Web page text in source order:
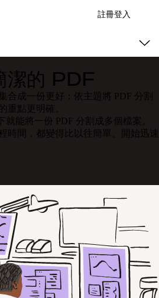
註冊登入
潔的 PDF
合成一份更好；依主題將 PDF 分割
重點更明確。
就能將一份 PDF 分割成多個檔案。
時間，都變得比以往簡單。開始迅速